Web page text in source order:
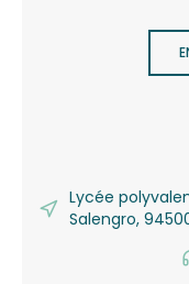
Lycée
Salengro,